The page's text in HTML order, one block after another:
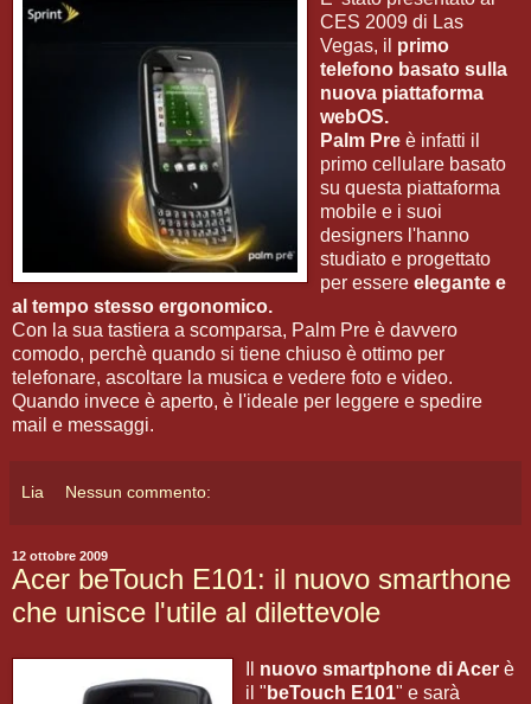
CES 2009 di Las
Vegas, il primo
telefono basato sulla
nuova piattaforma
webOS.
Palm Pre è infatti il
primo cellulare basato
su questa piattaforma
mobile e i suoi
designers l'hanno
studiato e progettato
per essere elegante e
al tempo stesso ergonomico.
Con la sua tastiera a scomparsa, Palm Pre è davvero
comodo, perchè quando si tiene chiuso è ottimo per
telefonare, ascoltare la musica e vedere foto e video.
Quando invece è aperto, è l'ideale per leggere e spedire
mail e messaggi.
Lia Nessun commento:
12 ottobre 2009
Acer beTouch E101: il nuovo smarthone
che unisce l'utile al dilettevole
nuovo smartphone di Acer è
il " beTouch E101" e sarà